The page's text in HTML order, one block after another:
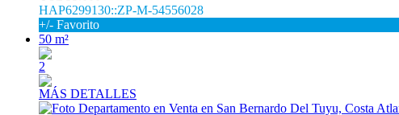
HAP6299130::ZP-M-54556028
+/- Favorito
50 m²
2
MÁS DETALLES